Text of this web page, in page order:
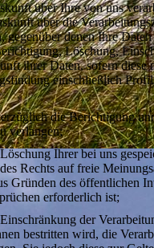
über Ihre von uns
über die
denen Ihre
Löschung,
ihrer Daten, sofern
einschließlich
die Berichtigung
verlangen;
Ihrer bei uns
Rechts auf freie
Gründen des öffentlichen
erforderlich ist;
der
bestritten wird, die